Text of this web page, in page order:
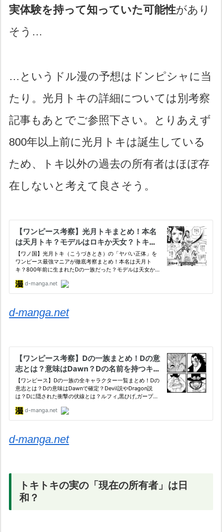
実体験を持って知っていた可能性があり
そう…
…というドル漫の予想はドンピシャに当
たり。光月トキの詳細については別考察
記事もあとでご参照下さい。とりあえず
800年以上前に光月トキは誕生している
ため、トキ以外の過去の所有者はほぼ存
在しないと考えて良さそう。
d-manga.net
d-manga.net
トキトキの実の「現在の所有者」は日
和？